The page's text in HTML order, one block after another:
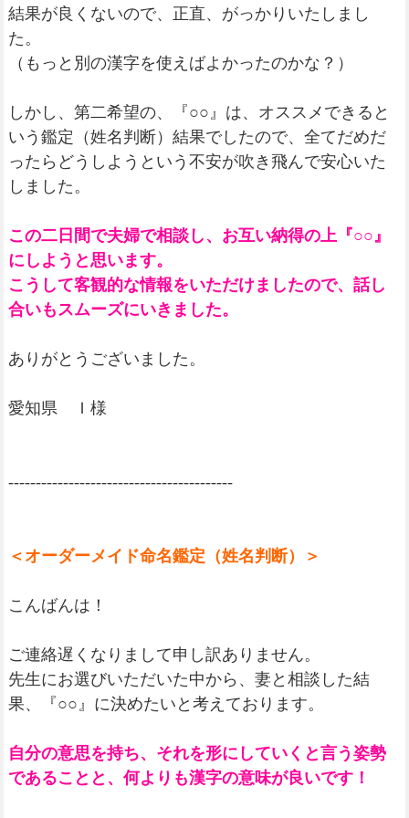
結果が良くないので、正直、がっかりいたしまし
た。
（もっと別の漢字を使えばよかったのかな？）
しかし、第二希望の、『○○』は、オススメできると
いう鑑定（姓名判断）結果でしたので、全てだめだ
ったらどうしようという不安が吹き飛んで安心いた
しました。
この二日間で夫婦で相談し、お互い納得の上『○○』
にしようと思います。
こうして客観的な情報をいただけましたので、話し
合いもスムーズにいきました。
ありがとうございました。
愛知県 Ｉ様
-----------------------------------------
＜オーダーメイド命名鑑定（姓名判断）＞
こんばんは！
ご連絡遅くなりまして申し訳ありません。
先生にお選びいただいた中から、妻と相談した結
果、『○○』に決めたいと考えております。
自分の意思を持ち、それを形にしていくと言う姿勢
であることと、何よりも漢字の意味が良いです！